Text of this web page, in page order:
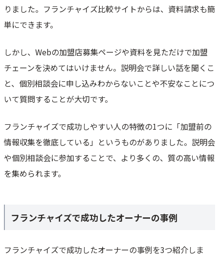
りました。フランチャイズ比較サイトからは、資料請求も簡
単にできます。
しかし、Webの加盟店募集ページや資料を見ただけで加盟
チェーンを決めてはいけません。説明会で詳しい話を聞くこ
と、個別相談会に申し込みわからないことや不安なことにつ
いて質問することが大切です。
フランチャイズで成功しやすい人の特徴の1つに「加盟前の
情報収集を徹底している」というものがありました。説明会
や個別相談会に参加することで、より多くの、質の高い情報
を集められます。
フランチャイズで成功したオーナーの事例
フランチャイズで成功したオーナーの事例を3つ紹介しま